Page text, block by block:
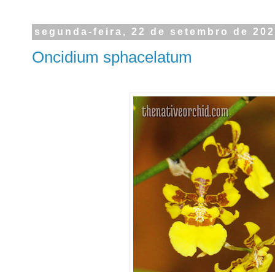
segunda-feira, 22 de setembro de
Oncidium sphacelatum